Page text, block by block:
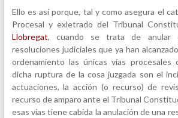
Ello es así porque, tal y como asegura el
Procesal y exletrado del Tribunal
Llobregat, cuando se trata de anular
resoluciones judiciales que ya han
ordenamiento las únicas vías procesales
dicha ruptura de la cosa juzgada son el
actuaciones, la acción (o recurso) de
recurso de amparo ante el Tribunal
esas vías tiene cabida la anulación de una